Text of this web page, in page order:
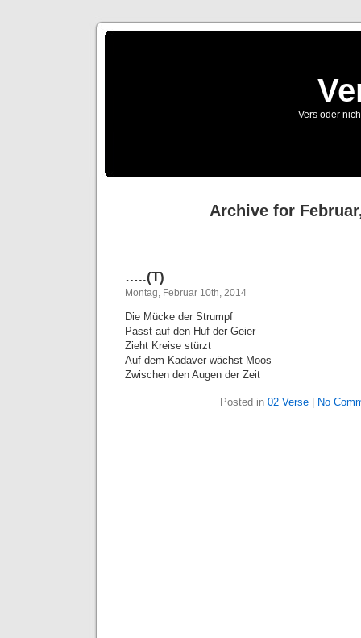
Vers oder
Archive for
…..(T)
Montag, Februar 10th, 2014
Die Mücke der Strumpf
Passt auf den Huf der Geier
Zieht Kreise stürzt
Auf dem Kadaver wächst Moos
Zwischen den Augen der Zeit
Posted in 02 Verse| No